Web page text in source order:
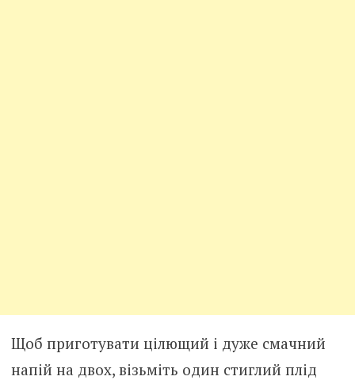
Щоб приготувати цілющий і дуже смачний
напій на двох, візьміть один стиглий плід